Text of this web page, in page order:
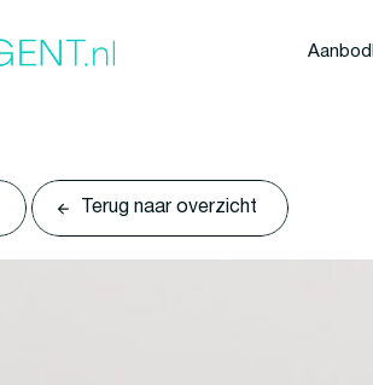
Aanbod
Terug naar overzicht